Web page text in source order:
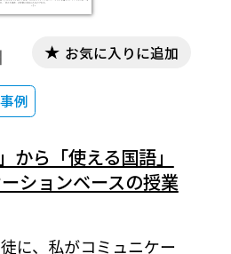
例
お気に入りに追加
から「使える国語」
ションベースの授業
に、私がコミュニケー